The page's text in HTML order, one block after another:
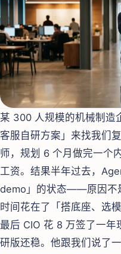
某 300 人规模的机械制造
客服自研方案」来找我们
师，规划 6 个月做完一个
工资。结果半年过去，
demo」的状态——原因不
时间花在了「搭底座、选
最后 CIO 花 8 万签了一年
研版还稳。他跟我们说了